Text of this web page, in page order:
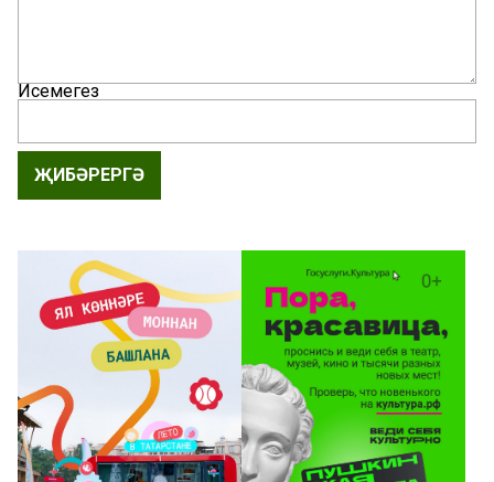
Исемегез
ҖИБӘРЕРГӘ